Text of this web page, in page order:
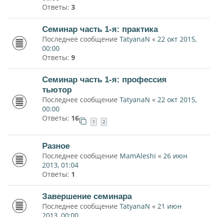
Ответы: 3
Семинар часть 1-я: практика
Последнее сообщение TatyanaN « 22 окт 2015,
00:00
Ответы: 9
Семинар часть 1-я: профессия
тьютор
Последнее сообщение TatyanaN « 22 окт 2015,
00:00
Ответы: 16 1 2
Разное
Последнее сообщение MamAleshi « 26 июн
2013, 01:04
Ответы: 1
Завершение семинара
Последнее сообщение TatyanaN « 21 июн
2013, 00:00